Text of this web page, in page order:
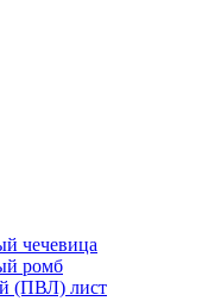
чечевица
ромб
(ПВЛ) лист